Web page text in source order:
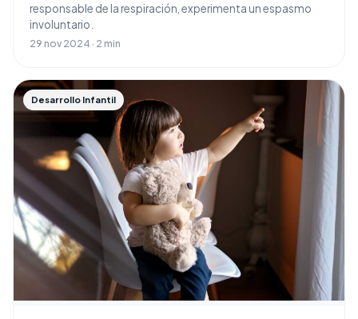
responsable de la respiración, experimenta un espasmo
involuntario.
29 nov 2024 · 2 min
Desarrollo Infantil